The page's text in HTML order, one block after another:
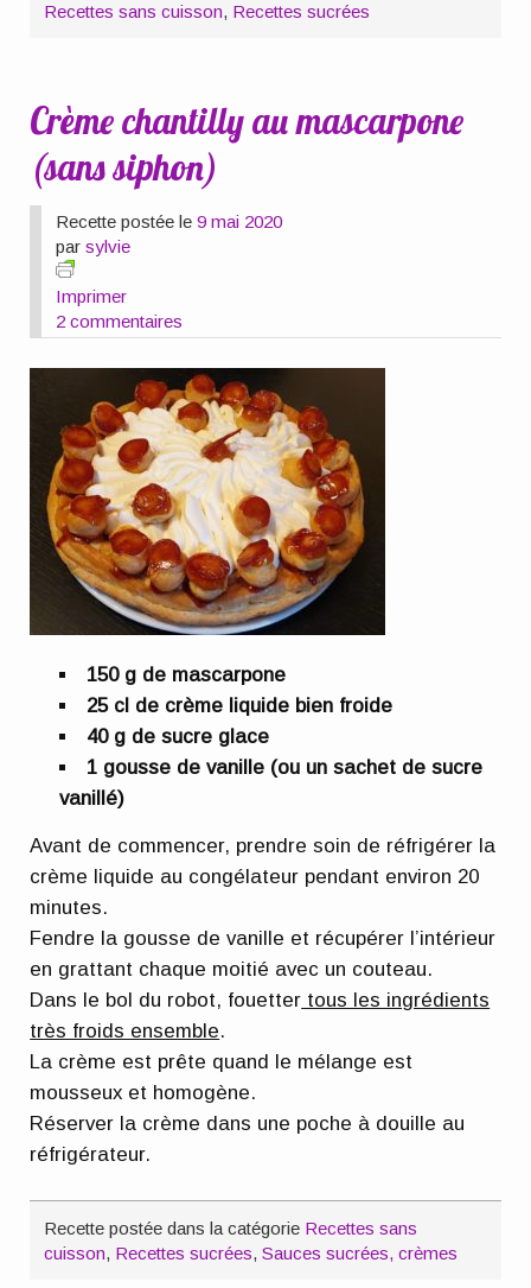
Recettes sans cuisson, Recettes sucrées
Crème chantilly au mascarpone
(sans siphon)
Recette postée le9 mai 2020
parsylvie
Imprimer
2 commentaires
150 g de mascarpone
25 cl de crème liquide bien froide
40 g de sucre glace
1 gousse de vanille (ou un sachet de sucre
vanillé)
Avant de commencer, prendre soin de réfrigérer la
crème liquide au congélateur pendant environ 20
minutes.
Fendre la gousse de vanille et récupérer l’intérieur
en grattant chaque moitié avec un couteau.
Dans le bol du robot, fouetter tous les ingrédients
très froids ensemble.
La crème est prête quand le mélange est
mousseux et homogène.
Réserver la crème dans une poche à douille au
réfrigérateur.
Recette postée dans la catégorie Recettes sans
cuisson, Recettes sucrées,Sauces sucrées, crèmes